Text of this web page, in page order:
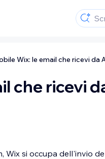
che ricevi
Wix si occupa dell'invio